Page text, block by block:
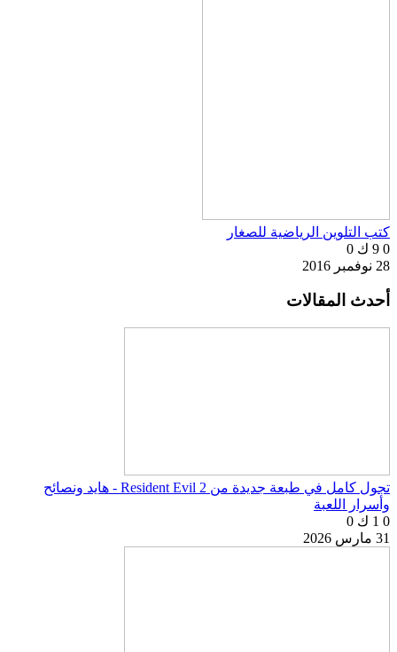
كتب التلوين الرياضية للصغار
0 9 ك
0
28 نوفمبر 2016
أحدث المقالات
تجول كامل في طبعة جديدة من Resident Evil 2 - هايد ونصائح
وأسرار اللعبة
0 1 ك
0
31 مارس 2026